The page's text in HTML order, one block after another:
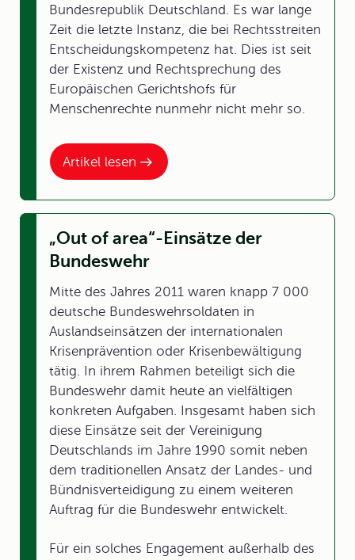
Artikel lesen
Bundesrepublik Deutschland. Es war lange
Zeit die letzte Instanz, die bei Rechtsstreiten
Entscheidungskompetenz hat. Dies ist seit
der Existenz und Rechtsprechung des
Europäischen Gerichtshofs für
Menschenrechte nunmehr nicht mehr so.
„Out of area“-Einsätze der
Bundeswehr
Mitte des Jahres 2011 waren knapp 7 000
deutsche Bundeswehrsoldaten in
Auslandseinsätzen der internationalen
Krisenprävention oder Krisenbewältigung
tätig. In ihrem Rahmen beteiligt sich die
Bundeswehr damit heute an vielfältigen
konkreten Aufgaben. Insgesamt haben sich
diese Einsätze seit der Vereinigung
Deutschlands im Jahre 1990 somit neben
dem traditionellen Ansatz der Landes- und
Bündnisverteidigung zu einem weiteren
Auftrag für die Bundeswehr entwickelt.
Für ein solches Engagement außerhalb des